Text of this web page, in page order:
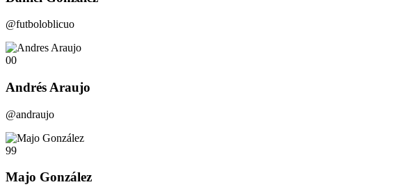
@futboloblicuo
00
Andrés Araujo
@andraujo
99
Majo González